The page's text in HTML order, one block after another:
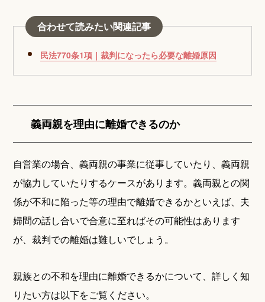
合わせて読みたい関連記事
民法770条1項｜裁判になったら必要な離婚原因
義両親を理由に離婚できるのか
自営業の場合、義両親の事業に従事していたり、義両親
が協力していたりするケースがあります。義両親との関
係が不和に陥った等の理由で離婚できるかといえば、夫
婦間の話し合いで合意に至ればその可能性はあります
が、裁判での離婚は難しいでしょう。
親族との不和を理由に離婚できるかについて、詳しく知
りたい方は以下をご覧ください。